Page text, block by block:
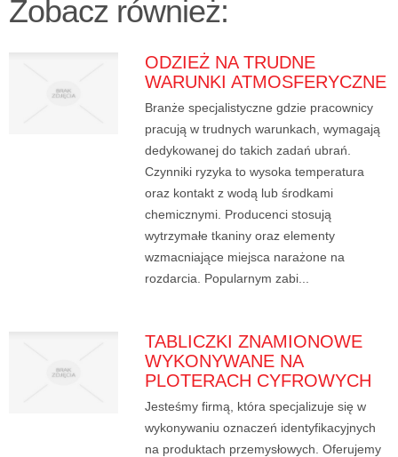
Zobacz również:
ODZIEŻ NA TRUDNE
WARUNKI ATMOSFERYCZNE
Branże specjalistyczne gdzie pracownicy
pracują w trudnych warunkach, wymagają
dedykowanej do takich zadań ubrań.
Czynniki ryzyka to wysoka temperatura
oraz kontakt z wodą lub środkami
chemicznymi. Producenci stosują
wytrzymałe tkaniny oraz elementy
wzmacniające miejsca narażone na
rozdarcia. Popularnym zabi...
TABLICZKI ZNAMIONOWE
WYKONYWANE NA
PLOTERACH CYFROWYCH
Jesteśmy firmą, która specjalizuje się w
wykonywaniu oznaczeń identyfikacyjnych
na produktach przemysłowych. Oferujemy